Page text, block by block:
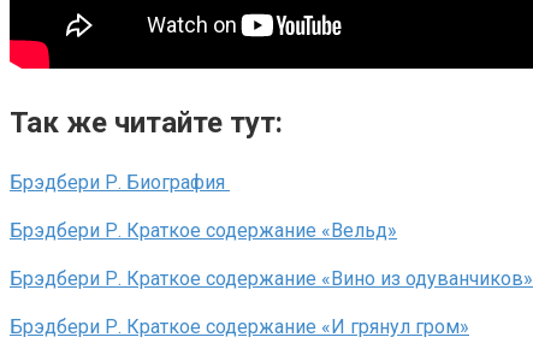
Так же читайте тут:
Брэдбери Р. Биография
Брэдбери Р. Краткое содержание «Вельд»
Брэдбери Р. Краткое содержание «Вино из одуванчиков»
Брэдбери Р. Краткое содержание «И грянул гром»